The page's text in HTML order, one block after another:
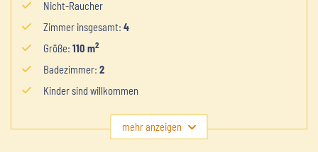
Nicht-Raucher
Zimmer insgesamt: 4
Größe: 110 m2
Badezimmer: 2
Kinder sind willkommen
mehr anzeigen